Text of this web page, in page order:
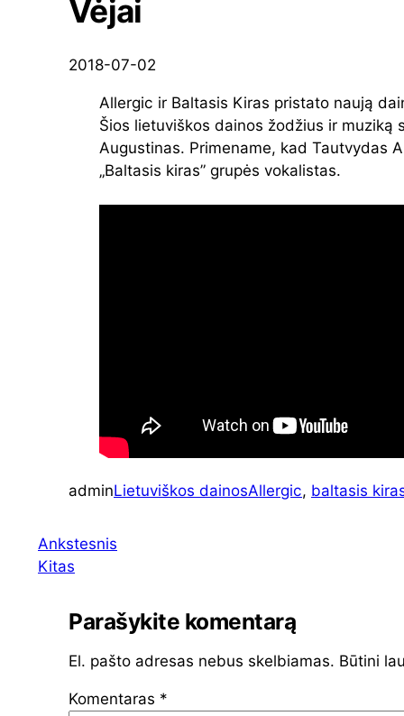
Vėjai
2018-07-02
Allergic ir Baltasis Kiras pristato naują
Šios lietuviškos dainos žodžius ir muziką
Augustinas. Primename, kad Tautvydas
„Baltasis kiras” grupės vokalistas.
adminLietuviškos dainosAllergic, baltasis
Ankstesnis
Kitas
Parašykite komentarą
El. pašto adresas nebus skelbiamas. Būtini
Komentaras *